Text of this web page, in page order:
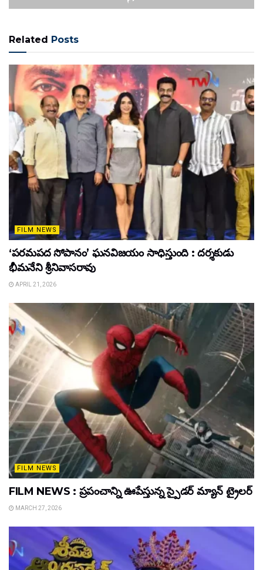
Related Posts
FILM NEWS
‘పరమపద సోపానం’ ఘనవిజయం సాధిస్తుంది : దర్శకుడు
భీమనేని శ్రీనివాసరావు
APRIL 21, 2026
FILM NEWS
FILM NEWS : ప్రపంచాన్ని ఊపేస్తున్న స్పైడర్ మ్యాన్ ట్రైలర్
MARCH 27, 2026